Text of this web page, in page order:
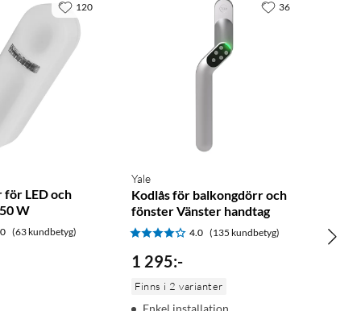
för LED och
W
(63 kundbetyg)
120
Yale
Kodlås för balkongdörr och
fönster Vänster handtag
4.0 (135 kundbetyg)
1 295:-
Finns i 2 varianter
36